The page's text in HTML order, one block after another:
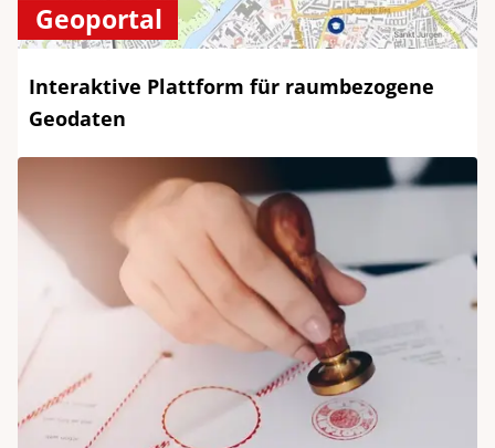
Geoportal
Interaktive Plattform für raumbezogene
Geodaten